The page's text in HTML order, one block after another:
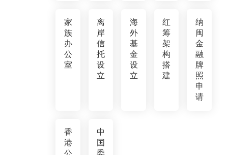
家
族
办
公
室
离
岸
信
托
设
立
海
外
基
金
设
立
红
筹
架
构
搭
建
纳
闽
金
融
牌
照
申
请
香
港
公
中
国
委